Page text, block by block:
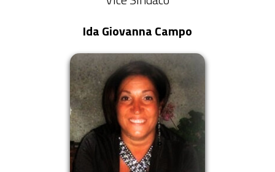
Ida Giovanna Campo